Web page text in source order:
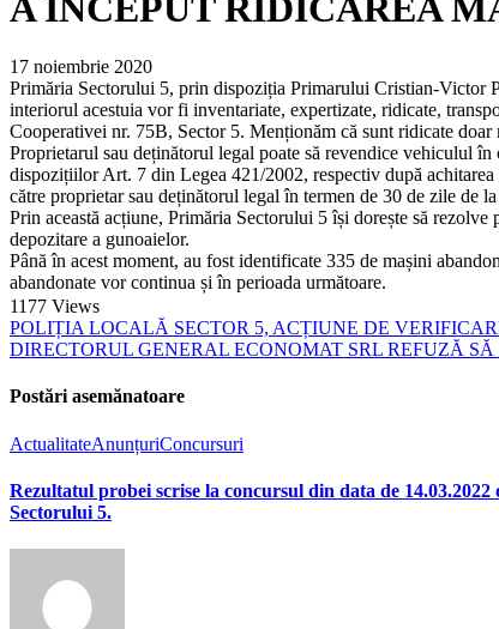
17 noiembrie 2020
Primăria Sectorului 5, prin dispoziția Primarului Cristian-Victor
interiorul acestuia vor fi inventariate, expertizate, ridicate,
Cooperativei nr. 75B, Sector 5. Menționăm că sunt ridicate
Proprietarul sau deținătorul legal poate să revendice vehiculul
dispozițiilor Art. 7 din Legea 421/2002, respectiv după
către proprietar sau deținătorul legal în termen de 30 de zile
Prin această acțiune, Primăria Sectorului 5 își dorește să
depozitare a gunoaielor.
Până în acest moment, au fost identificate 335 de mașini
abandonate vor continua și în perioada următoare.
1177 Views
POLIȚIA LOCALĂ SECTOR 5, ACȚIUNE DE
DIRECTORUL GENERAL ECONOMAT SRL REFUZĂ
Postări asemănatoare
ActualitateAnunțuriConcursuri
Rezultatul probei scrise la concursul din data de
Sectorului 5.